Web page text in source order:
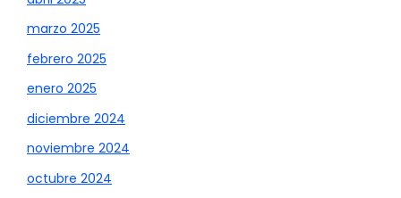
marzo 2025
febrero 2025
enero 2025
diciembre 2024
noviembre 2024
octubre 2024